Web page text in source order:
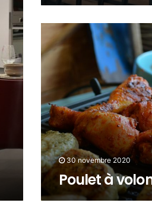
30 novembre 2020
Poulet à